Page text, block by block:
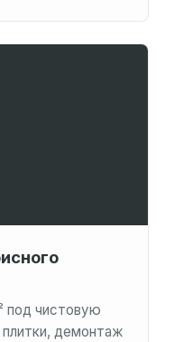
под чистовую
демонтаж